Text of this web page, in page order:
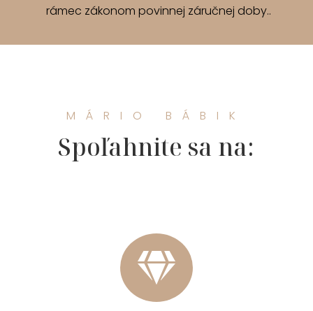
rámec zákonom povinnej záručnej doby..
MÁRIO BÁBIK
Spoľahnite sa na:
